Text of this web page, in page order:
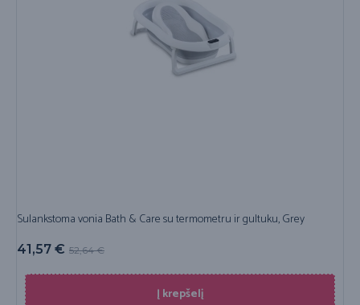
Sulankstoma vonia Bath & Care su termometru ir gultuku, Grey
52,64€
41,57 €
Į krepšelį